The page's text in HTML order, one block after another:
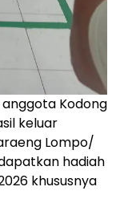
Kodong
keluar
Lompo/
hadiah
khususnya